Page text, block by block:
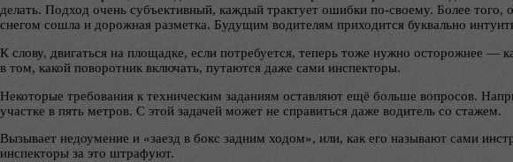
делать. Подход очень субъективный, каждый трактует ошибки по-своему. Более
снегом сошла и дорожная разметка. Будущим водителям приходится буквально
К слову, двигаться на площадке, если потребуется, теперь тоже нужно осторожнее —
в том, какой поворотник включать, путаются даже сами инспекторы.
Некоторые требования к техническим заданиям оставляют ещё больше вопросов.
участке в пять метров. С этой задачей может не справиться даже водитель со стажем.
Вызывает недоумение и «заезд в бокс задним ходом», или, как его называют сами
инспекторы за это штрафуют.